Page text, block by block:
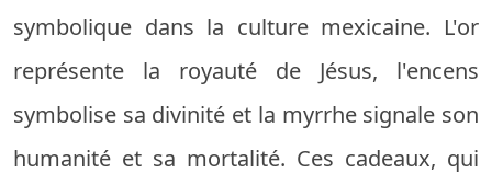
symbolique dans la culture mexicaine. L'or
représente la royauté de Jésus, l'encens
symbolise sa divinité et la myrrhe signale son
humanité et sa mortalité. Ces cadeaux, qui